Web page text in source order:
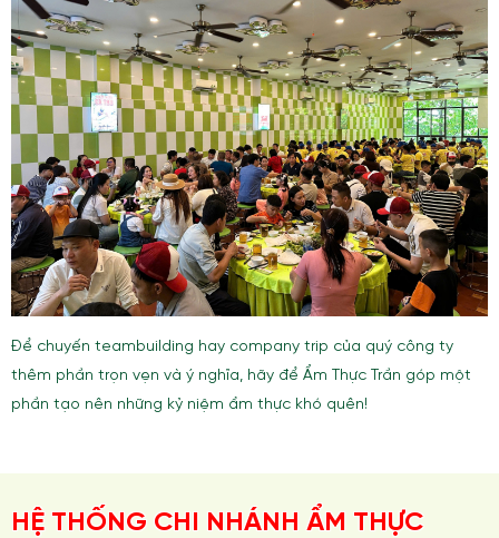
Để chuyến teambuilding hay company trip của quý công ty
thêm phần trọn vẹn và ý nghĩa, hãy để Ẩm Thực Trần góp một
phần tạo nên những kỷ niệm ẩm thực khó quên!
HỆ THỐNG CHI NHÁNH ẨM THỰC